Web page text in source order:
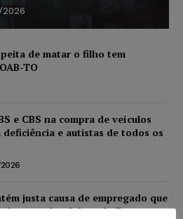
de matar o filho tem
TO
e CBS na compra de veículos
e autistas de todos os
justa causa de empregado que
no local de trabalho